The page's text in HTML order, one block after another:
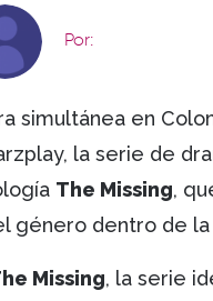
Por:
simultánea en
la serie de
The Missing,
dentro de la
Missing, la serie